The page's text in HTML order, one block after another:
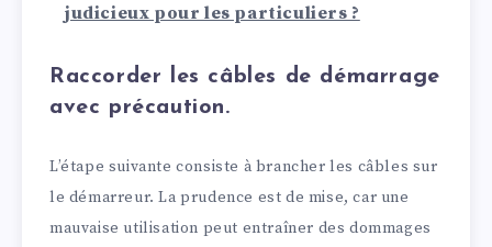
judicieux pour les particuliers ?
Raccorder les câbles de démarrage
avec précaution.
L’étape suivante consiste à brancher les câbles sur
le démarreur. La prudence est de mise, car une
mauvaise utilisation peut entraîner des dommages